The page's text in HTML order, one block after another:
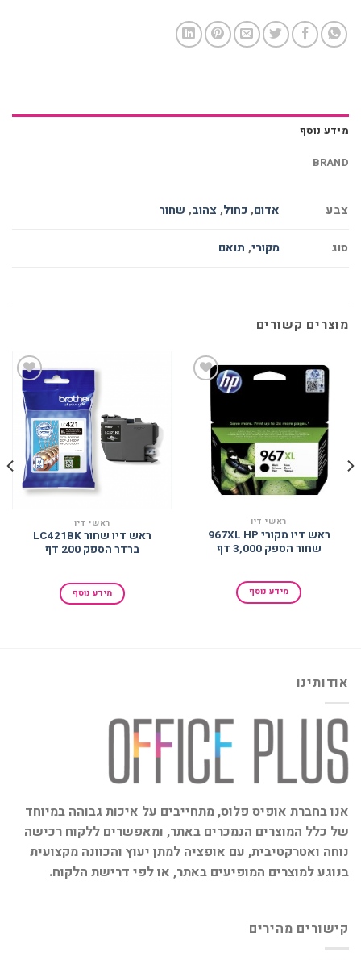
מידע נוסף
BRAND
צבע אדום,כחול,צהוב,שחור
סוג מקורי,תואם
מוצרים קשורים
הוסף
למועדפים
ראשי דיו
ראש דיו מקורי 967XL HP
שחור הספק 3,000 דף
מידע נוסף
הוסף
למועדפים
ראשי דיו
ראש דיו שחור LC421BK
ברדר הספק 200 דף
מידע נוסף
אודותינו
אנו בחברת אופיס פלוס, מתחייבים על איכות גבוהה במיוחד
של כלל המוצרים הנמכרים באתר, ומאפשרים ללקוח רכישה
נוחה ואטרקטיבית, עם אופציה למתן יעוץ והכוונה מקצועית
בנוגע למוצרים המופיעים באתר, או לפי דרישת הלקוח.
קישורים מהירים